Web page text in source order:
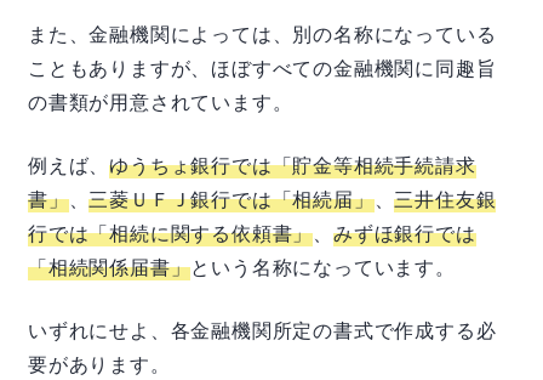
また、金融機関によっては、別の名称になっている
こともありますが、ほぼすべての金融機関に同趣旨
の書類が用意されています。
例えば、ゆうちょ銀行では「貯金等相続手続請求
書」、三菱ＵＦＪ銀行では「相続届」、三井住友銀
行では「相続に関する依頼書」、みずほ銀行では
「相続関係届書」という名称になっています。
いずれにせよ、各金融機関所定の書式で作成する必
要があります。